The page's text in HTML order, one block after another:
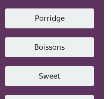
Porridge
Boissons
Sweet